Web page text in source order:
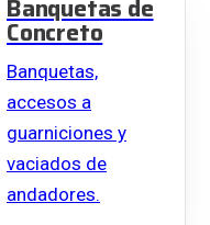
Banquetas de
Concreto
Banquetas,
accesos a
guarniciones y
vaciados de
andadores.